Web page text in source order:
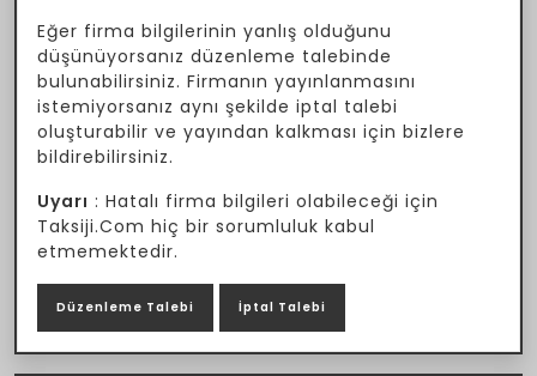
Eğer firma bilgilerinin yanlış olduğunu
düşünüyorsanız düzenleme talebinde
bulunabilirsiniz. Firmanın yayınlanmasını
istemiyorsanız aynı şekilde iptal talebi
oluşturabilir ve yayından kalkması için bizlere
bildirebilirsiniz.
Uyarı : Hatalı firma bilgileri olabileceği için
Taksiji.Com hiç bir sorumluluk kabul
etmemektedir.
Düzenleme Talebi İptal Talebi